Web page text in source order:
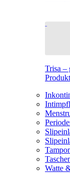
Trisa –
Watte